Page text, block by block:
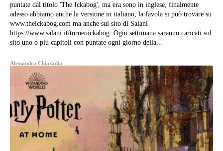
puntate dal titolo 'The Ickabog', ma era sono in inglese, finalmente
adesso abbiamo anche la versione in italiano, la favola si può trovare su
www.theickabog.com ma anche sul sito di Salani
https://www.salani.it/torneoickabog. Ogni settimana saranno caricati sul
sito uno o più capitoli con puntate ogni giorno della...
Alessandra Chiaradia